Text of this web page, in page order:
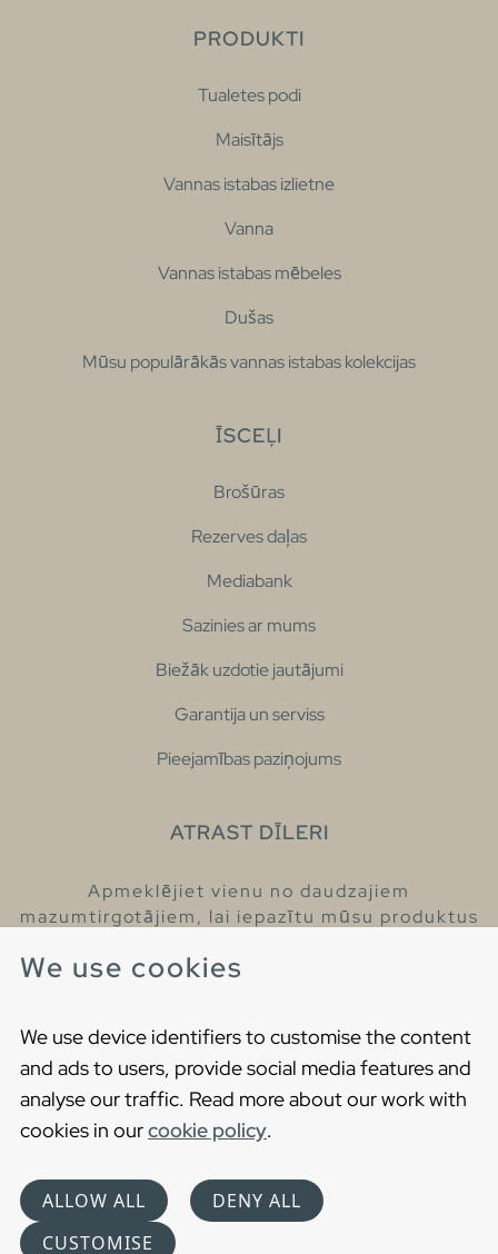
We use cookies
We use device identifiers to customise the content
and ads to users, provide social media features and
analyse our traffic. Read more about our work with
cookies in ourcookie policy.
ALLOW ALL
DENY ALL
CUSTOMISE
PRODUKTI
Tualetes podi
Maisītājs
Vannas istabas izlietne
Vanna
Vannas istabas mēbeles
Dušas
Mūsu populārākās vannas istabas kolekcijas
ĪSCEĻI
Brošūras
Rezerves daļas
Mediabank
Sazinies ar mums
Biežāk uzdotie jautājumi
Garantija un serviss
Pieejamības paziņojums
ATRAST DĪLERI
Apmeklējiet vienu no daudzajiem
mazumtirgotājiem, lai iepazītu mūsu produktus
Cookies
Privātuma politika
Choose language